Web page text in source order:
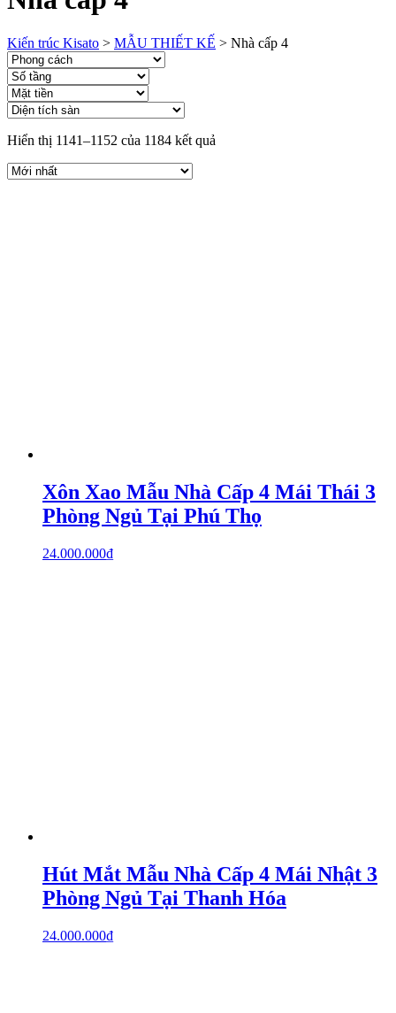
Kiến trúc Kisato > MẪU THIẾT KẾ > Nhà cấp 4
Hiển thị 1141–1152 của 1184 kết quả
Xôn Xao Mẫu Nhà Cấp 4 Mái Thái 3
Phòng Ngủ Tại Phú Thọ
24.000.000₫
Hút Mắt Mẫu Nhà Cấp 4 Mái Nhật 3
Phòng Ngủ Tại Thanh Hóa
24.000.000₫